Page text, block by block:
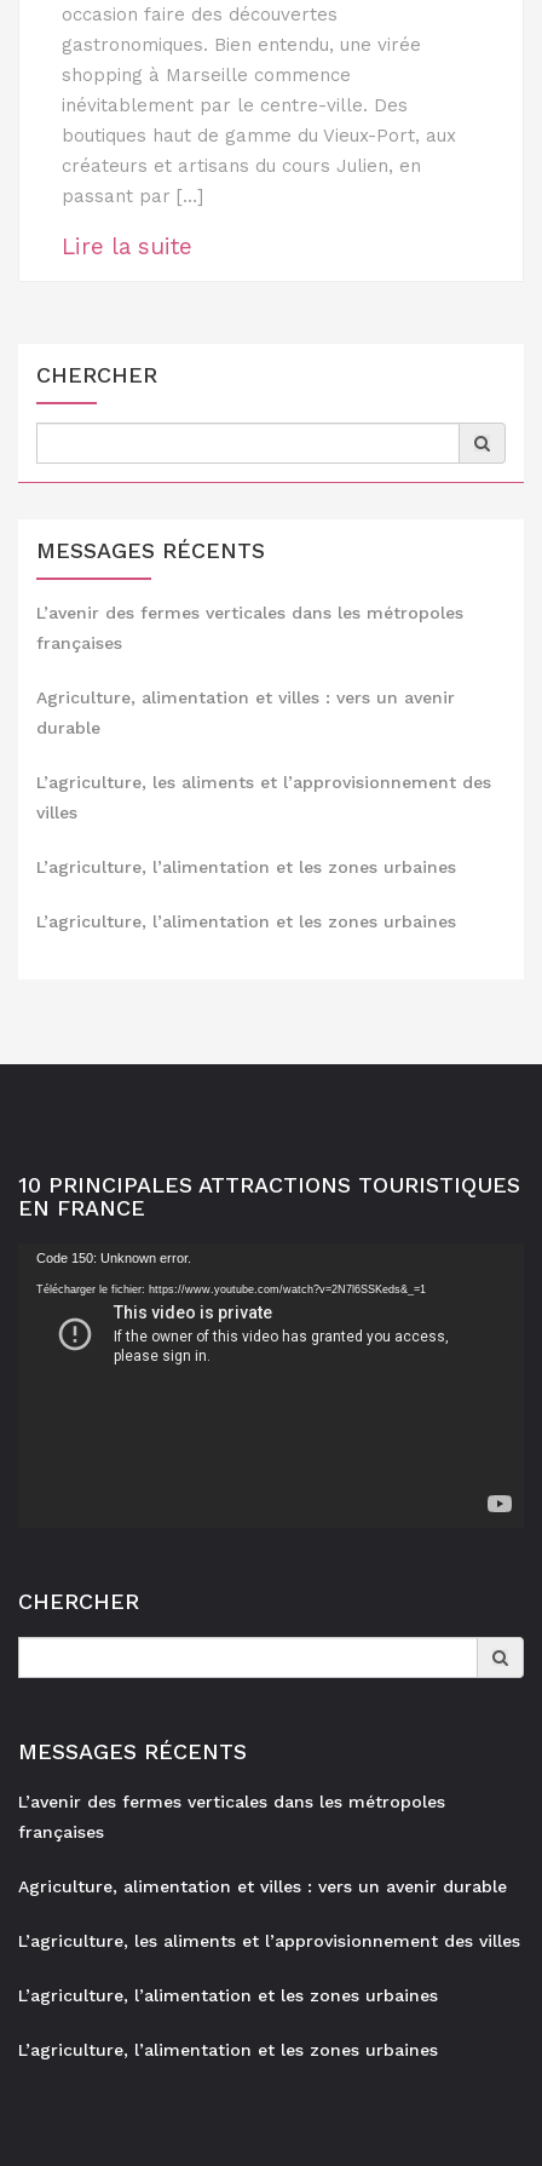
occasion faire des découvertes
gastronomiques. Bien entendu, une virée
shopping à Marseille commence
inévitablement par le centre-ville. Des
boutiques haut de gamme du Vieux-Port, aux
créateurs et artisans du cours Julien, en
passant par […]
CHERCHER
for:
MESSAGES RÉCENTS
L’avenir des fermes verticales dans les métropoles
françaises
Agriculture, alimentation et villes : vers un avenir
durable
L’agriculture, les aliments et l’approvisionnement des
villes
L’agriculture, l’alimentation et les zones urbaines
L’agriculture, l’alimentation et les zones urbaines
10 PRINCIPALES ATTRACTIONS TOURISTIQUES
EN FRANCE
Lecteur
vidéo
Code 150: Unknown error.
Télécharger le fichier: https://www.youtube.com/watch?v=2N7l6SSKeds&_=1
CHERCHER
for:
MESSAGES RÉCENTS
L’avenir des fermes verticales dans les métropoles
françaises
Agriculture, alimentation et villes : vers un avenir durable
L’agriculture, les aliments et l’approvisionnement des villes
L’agriculture, l’alimentation et les zones urbaines
L’agriculture, l’alimentation et les zones urbaines